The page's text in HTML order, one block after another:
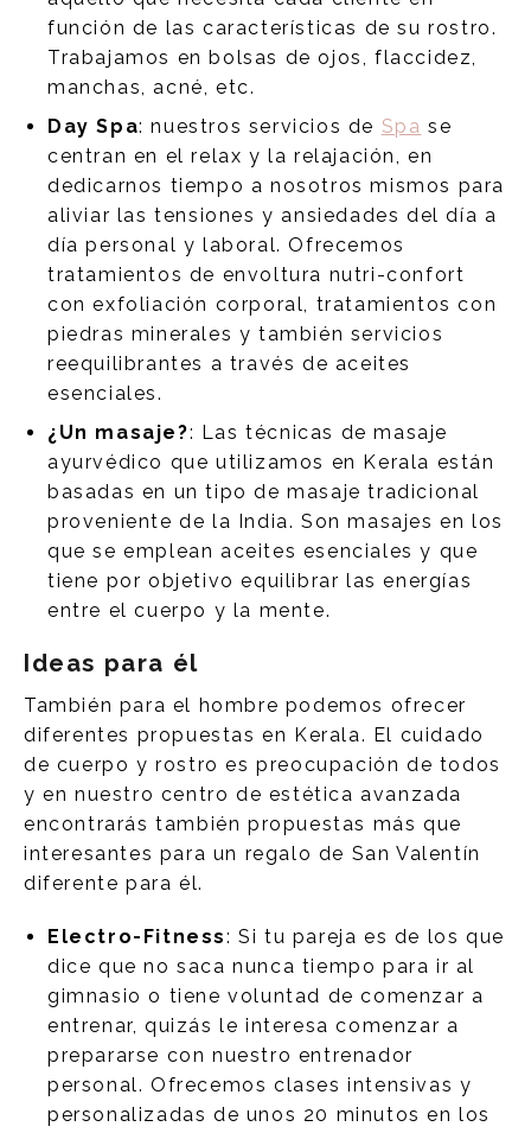
función de las características de su rostro.
Trabajamos en bolsas de ojos, flaccidez,
manchas, acné, etc.
Day Spa: nuestros servicios de Spa se
centran en el relax y la relajación, en
dedicarnos tiempo a nosotros mismos para
aliviar las tensiones y ansiedades del día a
día personal y laboral. Ofrecemos
tratamientos de envoltura nutri-confort
con exfoliación corporal, tratamientos con
piedras minerales y también servicios
reequilibrantes a través de aceites
esenciales.
¿Un masaje?: Las técnicas de masaje
ayurvédico que utilizamos en Kerala están
basadas en un tipo de masaje tradicional
proveniente de la India. Son masajes en los
que se emplean aceites esenciales y que
tiene por objetivo equilibrar las energías
entre el cuerpo y la mente.
Ideas para él
También para el hombre podemos ofrecer
diferentes propuestas en Kerala. El cuidado
de cuerpo y rostro es preocupación de todos
y en nuestro centro de estética avanzada
encontrarás también propuestas más que
interesantes para un regalo de San Valentín
diferente para él.
Electro-Fitness: Si tu pareja es de los que
dice que no saca nunca tiempo para ir al
gimnasio o tiene voluntad de comenzar a
entrenar, quizás le interesa comenzar a
prepararse con nuestro entrenador
personal. Ofrecemos clases intensivas y
personalizadas de unos 20 minutos en los